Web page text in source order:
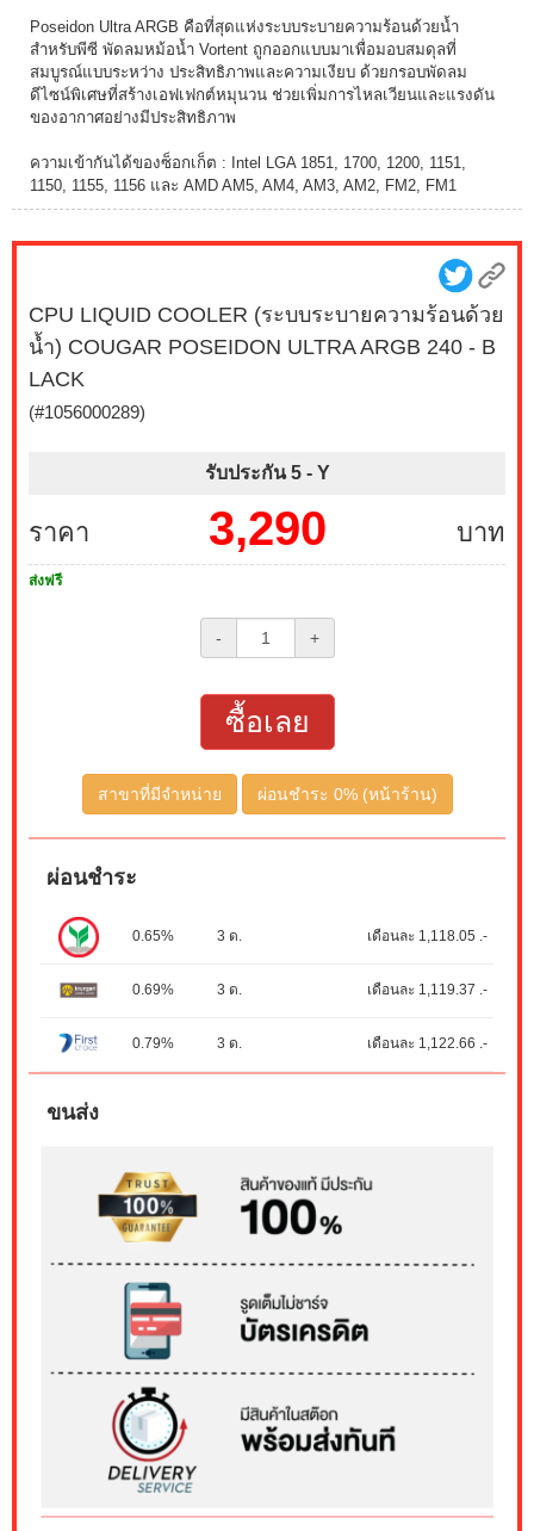
Poseidon Ultra ARGB คือที่สุดแห่งระบบระบายความร้อนด้วยน้ำ
สำหรับพีซี พัดลมหม้อน้ำ Vortent ถูกออกแบบมาเพื่อมอบสมดุลที่
สมบูรณ์แบบระหว่าง ประสิทธิภาพและความเงียบ ด้วยกรอบพัดลม
ดีไซน์พิเศษที่สร้างเอฟเฟกต์หมุนวน ช่วยเพิ่มการไหลเวียนและแรงดัน
ของอากาศอย่างมีประสิทธิภาพ
ความเข้ากันได้ของซ็อกเก็ต : Intel LGA 1851, 1700, 1200, 1151,
1150, 1155, 1156 และ AMD AM5, AM4, AM3, AM2, FM2, FM1
CPU LIQUID COOLER (ระบบระบายความร้อนด้วย
น้ำ) COUGAR POSEIDON ULTRA ARGB 240 - B
LACK
(#1056000289)
รับประกัน 5 - Y
ราคา บาท
3,290
ส่งฟรี
- +
ซื้อเลย
สาขาที่มีจำหน่าย ผ่อนชำระ 0% (หน้าร้าน)
ผ่อนชำระ
0.65% 3 ด. เดือนละ 1,118.05 .-
0.69% 3 ด. เดือนละ 1,119.37 .-
0.79% 3 ด. เดือนละ 1,122.66 .-
ขนส่ง